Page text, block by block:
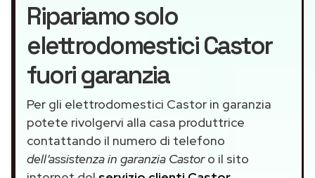
Ripariamo solo
elettrodomestici Castor
fuori garanzia
Per gli elettrodomestici Castor in garanzia
potete rivolgervi alla casa produttrice
contattando il numero di telefono
dell’assistenza in garanzia Castoro il sito